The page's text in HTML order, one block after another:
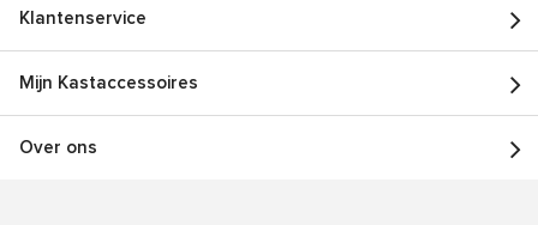
Klantenservice
Mijn Kastaccessoires
Over ons